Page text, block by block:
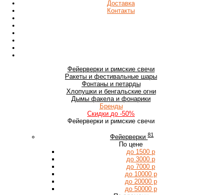
Доставка
Контакты
Фейерверки и римские свечи
Ракеты и фестивальные шары
Фонтаны и петарды
Хлопушки и бенгальские огни
Дымы факела и фонарики
Бренды
Скидки до -50%
Фейерверки и римские свечи
Фейерверки 81
По цене
до 1500 р
до 3000 р
до 7000 р
до 10000 р
до 20000 р
до 50000 р